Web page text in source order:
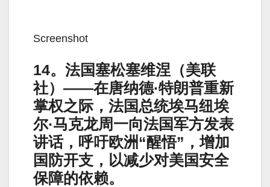
Screenshot
14。法国塞松塞维涅（美联
社）——在唐纳德·特朗普重新
掌权之际，法国总统埃马纽埃
尔·马克龙周一向法国军方发表
讲话，呼吁欧洲“醒悟”，增加
国防开支，以减少对美国安全
保障的依赖。